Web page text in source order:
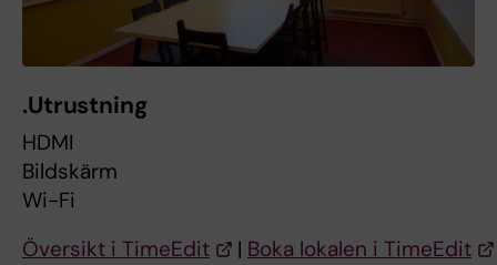
.Utrustning
HDMI
Bildskärm
Wi-Fi
Översikt i TimeEdit
| Boka lokalen i TimeEdit